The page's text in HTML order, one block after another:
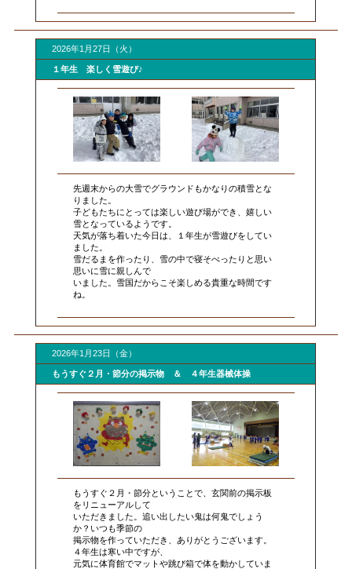
2026年1月27日（火）
１年生 楽しく雪遊び♪
先週末からの大雪でグラウンドもかなりの積雪とな
りました。
子どもたちにとっては楽しい遊び場ができ、嬉しい
雪となっているようです。
天気が落ち着いた今日は、１年生が雪遊びをしてい
ました。
雪だるまを作ったり、雪の中で寝そべったりと思い
思いに雪に親しんで
いました。雪国だからこそ楽しめる貴重な時間です
ね。
2026年1月23日（金）
もうすぐ２月・節分の掲示物 ＆ ４年生器械体操
もうすぐ２月・節分ということで、玄関前の掲示板
をリニューアルして
いただきました。追い出したい鬼は何鬼でしょう
か？いつも季節の
掲示物を作っていただき、ありがとうございます。
４年生は寒い中ですが、
元気に体育館でマットや跳び箱で体を動かしていま